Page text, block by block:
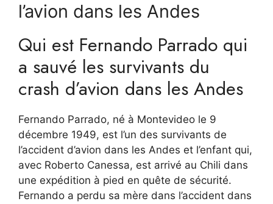
l’avion dans les Andes
Qui est Fernando Parrado qui
a sauvé les survivants du
crash d’avion dans les Andes
Fernando Parrado, né à Montevideo le 9
décembre 1949, est l’un des survivants de
l’accident d’avion dans les Andes et l’enfant qui,
avec Roberto Canessa, est arrivé au Chili dans
une expédition à pied en quête de sécurité.
Fernando a perdu sa mère dans l’accident dans